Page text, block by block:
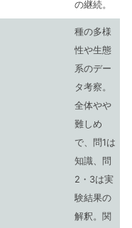
の継続。
種の多様
性や生態
系のデー
タ考察。
全体やや
難しめ
で、問1は
知識、問
2・3は実
験結果の
解釈。関